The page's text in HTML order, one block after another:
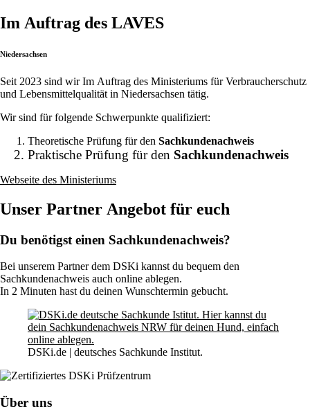
Im Auftrag des LAVES
Niedersachsen
Seit 2023 sind wir Im Auftrag des Ministeriums für Verbraucherschutz
und Lebensmittelqualität in Niedersachsen tätig.
Wir sind für folgende Schwerpunkte qualifiziert:
Theoretische Prüfung für den Sachkundenachweis
Praktische Prüfung für den Sachkundenachweis
Webseite des Ministeriums
Unser Partner Angebot für euch
Du benötigst einen Sachkundenachweis?
Bei unserem Partner dem DSKi kannst du bequem den
Sachkundenachweis auch online ablegen.
In 2 Minuten hast du deinen Wunschtermin gebucht.
DSKi.de | deutsches Sachkunde Institut.
Über uns